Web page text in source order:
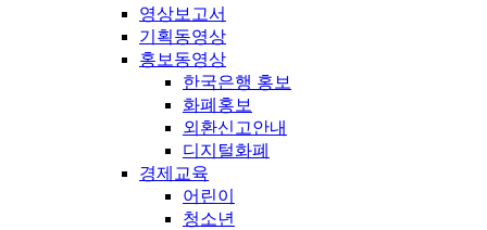
영상보고서
기획동영상
홍보동영상
한국은행 홍보
화폐홍보
외환신고안내
디지털화폐
경제교육
어린이
청소년